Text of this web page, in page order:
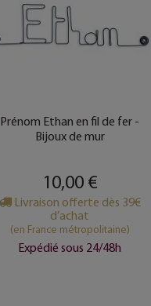
Prénom Ethan en fil de fer -
Bijoux de mur
10,00 €
Livraison offerte dès 39€
d’achat
(en France métropolitaine)
Expédié sous 24/48h